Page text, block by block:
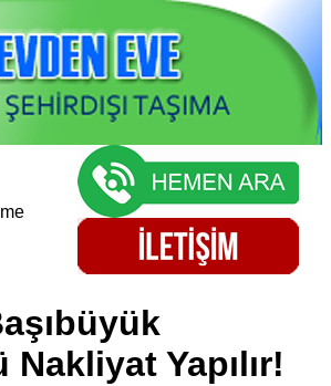
Yapılır!